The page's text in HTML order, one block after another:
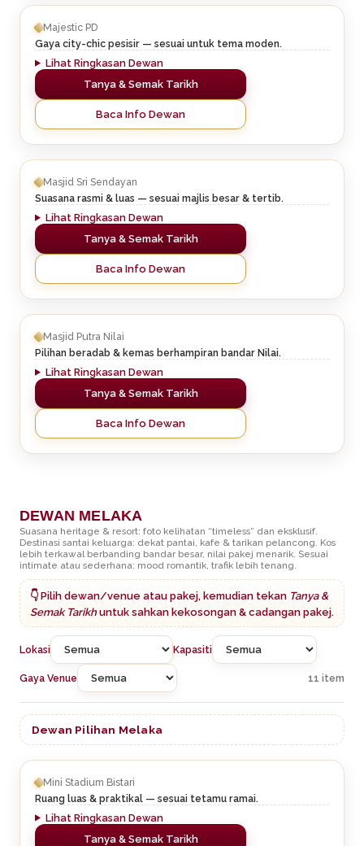
Majestic PD
Gaya city-chic pesisir — sesuai untuk tema moden.
Lihat Ringkasan Dewan
Tanya & Semak Tarikh
Baca Info Dewan
Masjid Sri Sendayan
Suasana rasmi & luas — sesuai majlis besar & tertib.
Lihat Ringkasan Dewan
Tanya & Semak Tarikh
Baca Info Dewan
Masjid Putra Nilai
Pilihan beradab & kemas berhampiran bandar Nilai.
Lihat Ringkasan Dewan
Tanya & Semak Tarikh
Baca Info Dewan
DEWAN MELAKA
Suasana heritage & resort: foto kelihatan “timeless” dan eksklusif.
Destinasi santai keluarga: dekat pantai, kafe & tarikan pelancong. Kos
lebih terkawal berbanding bandar besar, nilai pakej menarik. Sesuai
intimate atau sederhana: mood romantik, trafik lebih tenang.
👇 Pilih dewan/venue atau pakej, kemudian tekan Tanya &
Semak Tarikhuntuk sahkan kekosongan & cadangan pakej.
Lokasi Kapasiti
Gaya Venue 11 item
Dewan Pilihan Melaka
Mini Stadium Bistari
Ruang luas & praktikal — sesuai tetamu ramai.
Lihat Ringkasan Dewan
Tanya & Semak Tarikh